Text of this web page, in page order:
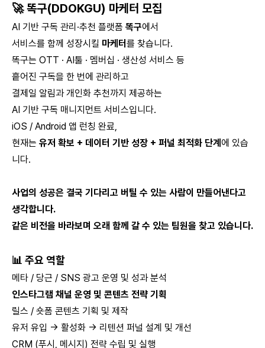
🚀 똑구(DDOKGU) 마케터 모집
AI 기반 구독 관리·추천 플랫폼 똑구에서
서비스를 함께 성장시킬 마케터 를 찾습니다.
똑구는 OTT · AI툴 · 멤버십 · 생산성 서비스 등
흩어진 구독을 한 번에 관리하고
결제일 알림과 개인화 추천까지 제공하는
AI 기반 구독 매니지먼트 서비스입니다.
iOS / Android 앱 런칭 완료,
현재는 유저 확보 + 데이터 기반 성장 + 퍼널 최적화 단계 에 있습
니다.
사업의 성공은 결국 기다리고 버틸 수 있는 사람이 만들어낸다고
생각합니다.
같은 비전을 바라보며 오래 함께 갈 수 있는 팀원을 찾고 있습니다.
📊 주요 역할
메타 / 당근 / SNS 광고 운영 및 성과 분석
인스타그램 채널 운영 및 콘텐츠 전략 기획
릴스 / 숏폼 콘텐츠 기획 및 제작
유저 유입 → 활성화 → 리텐션 퍼널 설계 및 개선
CRM (푸시, 메시지) 전략 수립 및 실행